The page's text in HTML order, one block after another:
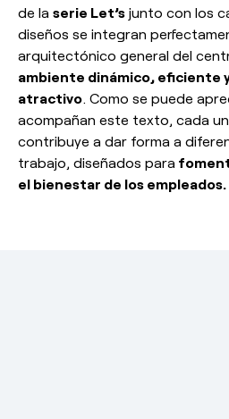
de la serie Let’s junto con los
diseños se integran
arquitectónico general del
ambiente dinámico, eficiente
atractivo . Como se puede
acompañan este texto, cada
contribuye a dar forma a
trabajo, diseñados para
el bienestar de los empleados.